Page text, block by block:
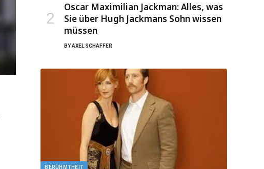
Oscar Maximilian Jackman: Alles, was
Sie über Hugh Jackmans Sohn wissen
müssen
BYAXEL SCHAFFER
BERÜHMTHEIT